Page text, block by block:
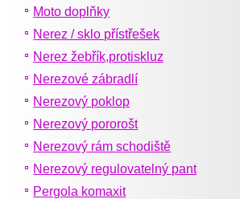
Moto doplňky
Nerez / sklo přístřešek
Nerez žebřík,protiskluz
Nerezové zábradlí
Nerezový poklop
Nerezový pororošt
Nerezový rám schodiště
Nerezový regulovatelný pant
Pergola komaxit